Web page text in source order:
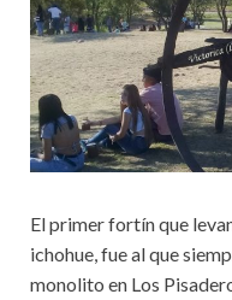
El primer fortín que
ichohue, fue al que
monolito en Los